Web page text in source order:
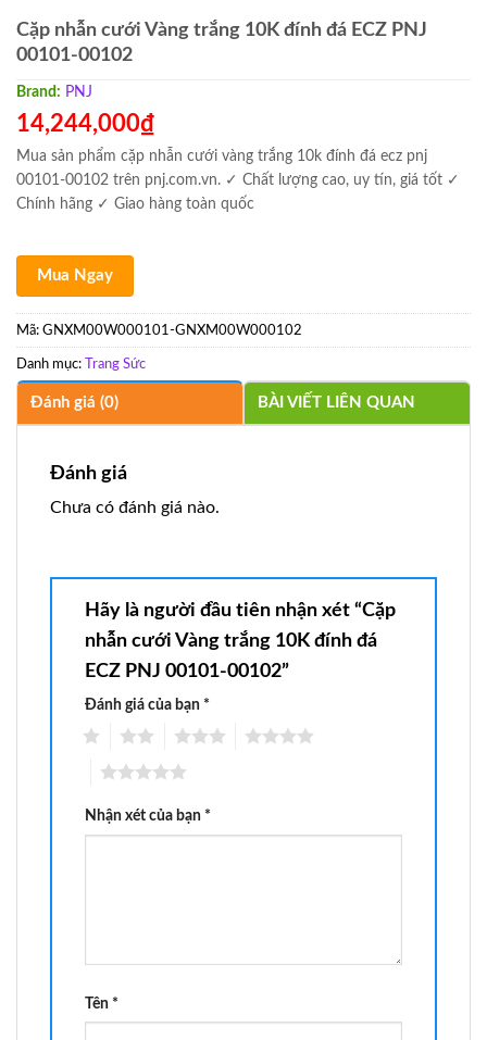
Cặp nhẫn cưới Vàng trắng 10K đính đá ECZ PNJ
00101-00102
Brand: PNJ
14,244,000₫
Mua sản phẩm cặp nhẫn cưới vàng trắng 10k đính đá ecz pnj
00101-00102 trên pnj.com.vn. ✓ Chất lượng cao, uy tín, giá tốt ✓
Chính hãng ✓ Giao hàng toàn quốc
Mua Ngay
Mã: GNXM00W000101-GNXM00W000102
Danh mục: Trang Sức
Đánh giá (0) BÀI VIẾT LIÊN QUAN
Đánh giá
Chưa có đánh giá nào.
Hãy là người đầu tiên nhận xét “Cặp
nhẫn cưới Vàng trắng 10K đính đá
ECZ PNJ 00101-00102”
Đánh giá của bạn *
Nhận xét của bạn *
Tên *